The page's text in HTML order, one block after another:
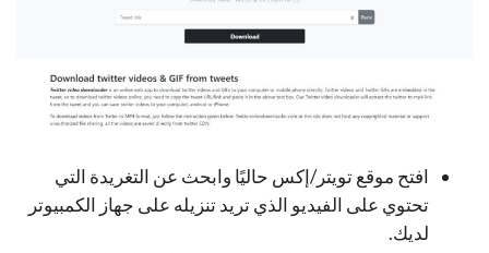
افتح موقع تويتر/إكس حاليًا وابحث عن التغريدة التي
تحتوي على الفيديو الذي تريد تنزيله على جهاز الكمبيوتر
لديك.